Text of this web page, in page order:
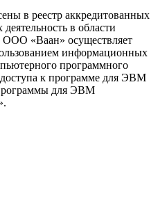
в реестр аккредитованных
в области
«Ваан» осуществляет
информационных
программного
к программе для ЭВМ
для ЭВМ